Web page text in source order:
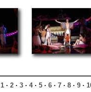
1· 2· 3· 4· 5· 6· 7· 8· 9·